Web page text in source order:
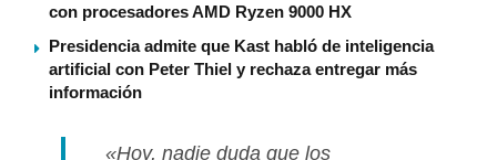
con procesadores AMD Ryzen 9000 HX
Presidencia admite que Kast habló de inteligencia
artificial con Peter Thiel y rechaza entregar más
información
«Hoy, nadie duda que los